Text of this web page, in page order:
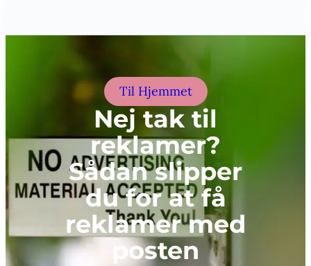
Til Hjemmet
Nej tak til
reklamer?
Sådan slipper
du for at få
reklamer med
posten